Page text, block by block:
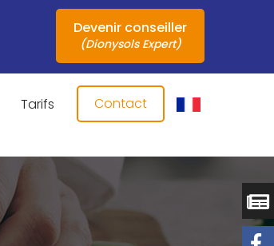
Devenir conseiller
(Dionysols Expert)
Tarifs Contact